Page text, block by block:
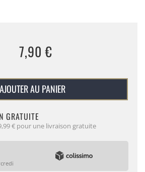
7,90 €
AJOUTER AU PANIER
GRATUITE
€ pour une livraison gratuite